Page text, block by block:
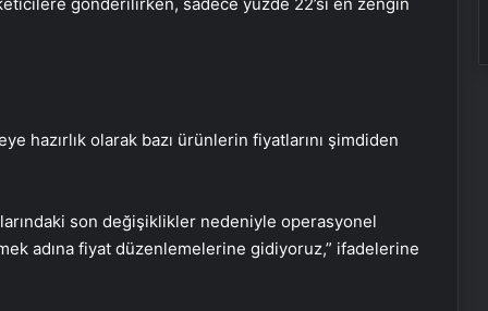
hazırlık olarak bazı ürünlerin fiyatlarını şimdiden
son değişiklikler nedeniyle operasyonel
adına fiyat düzenlemelerine gidiyoruz,” ifadelerine